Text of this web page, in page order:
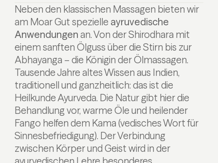
Neben den klassischen Massagen bieten wir
am Moar Gut spezielle ayruvedische
Anwendungen an. Von der Shirodhara mit
einem sanften Ölguss über die Stirn bis zur
Abhayanga – die Königin der Ölmassagen.
Tausende Jahre altes Wissen aus Indien,
traditionell und ganzheitlich: das ist die
Heilkunde Ayurveda. Die Natur gibt hier die
Behandlung vor, warme Öle und heilender
Fango helfen dem Kama (vedisches Wort für
Sinnesbefriedigung). Der Verbindung
zwischen Körper und Geist wird in der